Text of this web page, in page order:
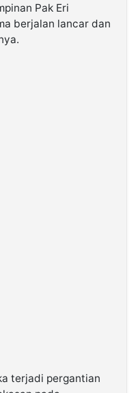
Pak Eri
berjalan lancar dan
terjadi pergantian